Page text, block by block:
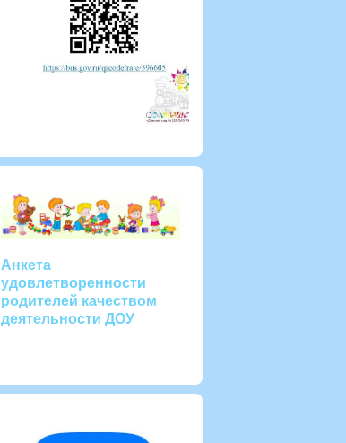
Анкета
удовлетворенности
родителей качеством
деятельности ДОУ